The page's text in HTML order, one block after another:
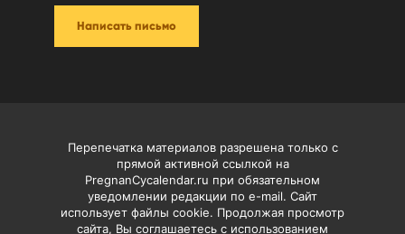
Написать письмо
Перепечатка материалов разрешена только с
прямой активной ссылкой на
PregnanCycalendar.ru при обязательном
уведомлении редакции по e-mail. Сайт
использует файлы cookie. Продолжая просмотр
сайта, Вы соглашаетесь с использованием